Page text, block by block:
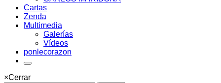
Cartas
Zenda
Multimedia
Galerías
Vídeos
ponlecorazon
×Cerrar